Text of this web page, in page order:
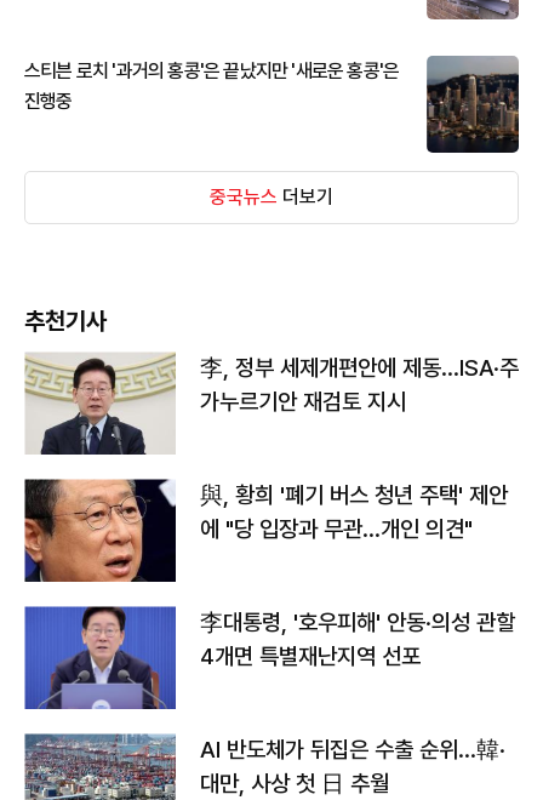
스티븐 로치 '과거의 홍콩'은 끝났지만 '새로운 홍콩'은
진행중
중국뉴스 더보기
추천기사
李, 정부 세제개편안에 제동…ISA·주
가누르기안 재검토 지시
與, 황희 '폐기 버스 청년 주택' 제안
에 "당 입장과 무관…개인 의견"
李대통령, '호우피해' 안동·의성 관할
4개면 특별재난지역 선포
AI 반도체가 뒤집은 수출 순위…韓·
대만, 사상 첫 日 추월